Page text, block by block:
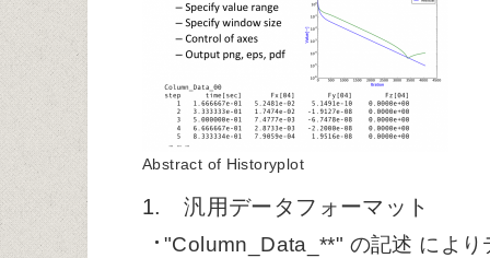
Abstract of Historyplot
1. 汎用データフォーマット
"Column_Data_**" の記述 により